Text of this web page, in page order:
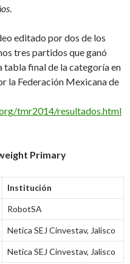
.
editado por dos de los
tres partidos que ganó
tabla final de la categoría en
la Federación Mexicana de
tmr2014/resultados.html
Primary
Institución
RobotSA
Netica SEJ Cinvestav, Jalisco
Netica SEJ Cinvestav, Jalisco